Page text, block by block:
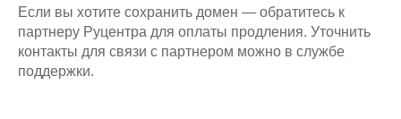
Если вы хотите сохранить домен — обратитесь к
партнеру Руцентра для оплаты продления. Уточнить
контакты для связи с партнером можно в службе
поддержки.